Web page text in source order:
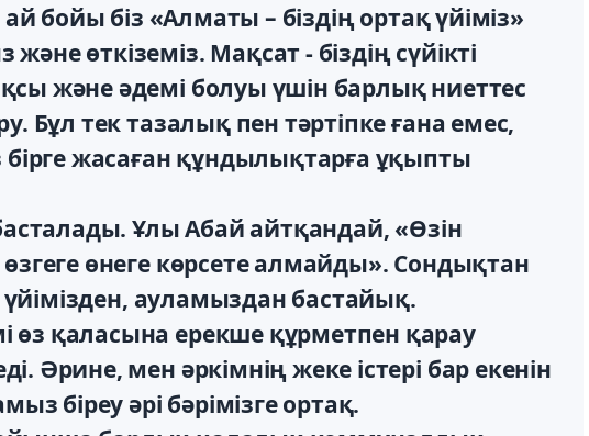
ай бойы біз «Алматы – біздің ортақ үйіміз»
өткіземіз. Мақсат - біздің сүйікті
және әдемі болуы үшін барлық ниеттес
Бұл тек тазалық пен тәртіпке ғана емес,
бірге жасаған құндылықтарға ұқыпты
Ұлы Абай айтқандай, «Өзін
өнеге көрсете алмайды». Сондықтан
үйімізден, ауламыздан бастайық.
өз қаласына ерекше құрметпен қарау
Әрине, мен әркімнің жеке істері бар екенін
біреу әрі бәрімізге ортақ.